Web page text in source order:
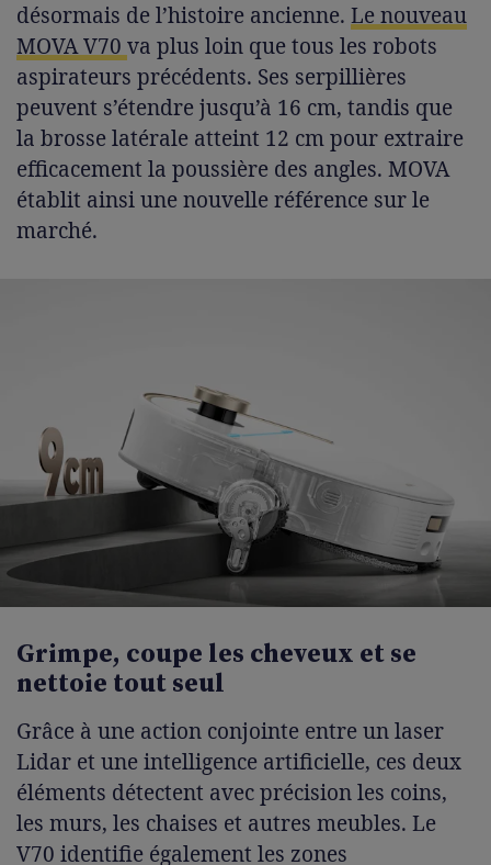
désormais de l’histoire ancienne. Le nouveau
MOVA V70 va plus loin que tous les robots
aspirateurs précédents. Ses serpillières
peuvent s’étendre jusqu’à 16 cm, tandis que
la brosse latérale atteint 12 cm pour extraire
efficacement la poussière des angles. MOVA
établit ainsi une nouvelle référence sur le
marché.
Grimpe, coupe les cheveux et se
nettoie tout seul
Grâce à une action conjointe entre un laser
Lidar et une intelligence artificielle, ces deux
éléments détectent avec précision les coins,
les murs, les chaises et autres meubles. Le
V70 identifie également les zones